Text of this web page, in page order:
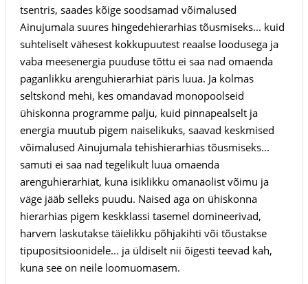
tsentris, saades kõige soodsamad võimalused
Ainujumala suures hingedehierarhias tõusmiseks... kuid
suhteliselt vähesest kokkupuutest reaalse loodusega ja
vaba meesenergia puuduse tõttu ei saa nad omaenda
paganlikku arenguhierarhiat päris luua. Ja kolmas
seltskond mehi, kes omandavad monopoolseid
ühiskonna programme palju, kuid pinnapealselt ja
energia muutub pigem naiselikuks, saavad keskmised
võimalused Ainujumala tehishierarhias tõusmiseks...
samuti ei saa nad tegelikult luua omaenda
arenguhierarhiat, kuna isiklikku omanäolist võimu ja
väge jääb selleks puudu. Naised aga on ühiskonna
hierarhias pigem keskklassi tasemel domineerivad,
harvem laskutakse täielikku põhjakihti või tõustakse
tipupositsioonidele... ja üldiselt nii õigesti teevad kah,
kuna see on neile loomuomasem.